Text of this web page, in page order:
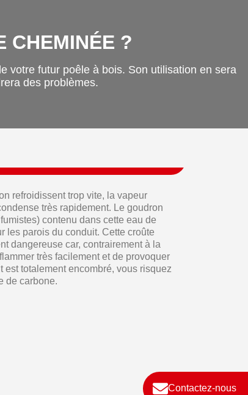
Contactez-nous
CHEMINÉE ?
votre futur poêle à bois. Son utilisation en sera
des problèmes.
refroidissent trop vite, la vapeur
très rapidement. Le goudron
contenu dans cette eau de
les parois du conduit. Cette croûte
dangereuse car, contrairement à la
très facilement et de provoquer
totalement encombré, vous risquez
de carbone.